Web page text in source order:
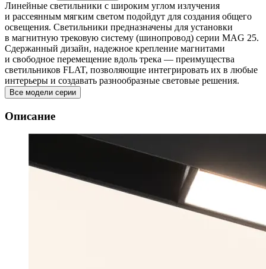
Линейные светильники с широким углом излучения
и рассеянным мягким светом подойдут для создания общего
освещения. Светильники предназначены для установки
в магнитную трековую систему (шинопровод) серии MAG 25.
Сдержанный дизайн, надежное крепление магнитами
и свободное перемещение вдоль трека — преимущества
светильников FLAT, позволяющие интегрировать их в любые
интерьеры и создавать разнообразные световые решения.
Все модели серии
Описание